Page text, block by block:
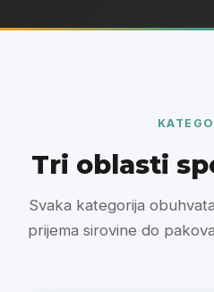
Tri oblasti
Svaka kategorija
prijema sirovine do